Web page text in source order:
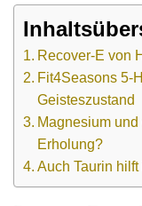
Recover-E von
Fit4Seasons 5-
Geisteszustand
Magnesium
Erholung?
Auch Taurin